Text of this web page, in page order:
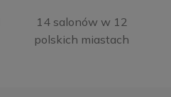
14 salonów w 12
polskich miastach